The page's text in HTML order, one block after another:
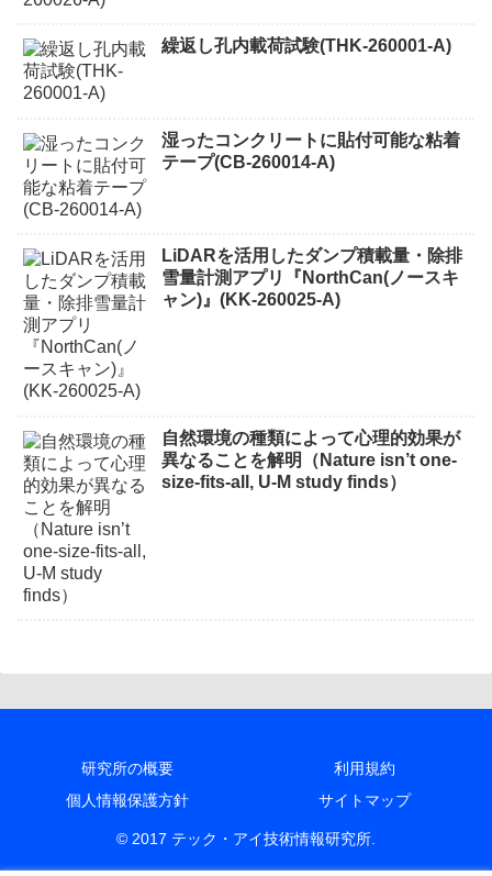
繰返し孔内載荷試験(THK-260001-A)
湿ったコンクリートに貼付可能な粘着
テープ(CB-260014-A)
LiDARを活用したダンプ積載量・除排
雪量計測アプリ『NorthCan(ノースキ
ャン)』(KK-260025-A)
自然環境の種類によって心理的効果が
異なることを解明（Nature isn’t one-
size-fits-all, U-M study finds）
研究所の概要
利用規約
個人情報保護方針
サイトマップ
© 2017 テック・アイ技術情報研究所.